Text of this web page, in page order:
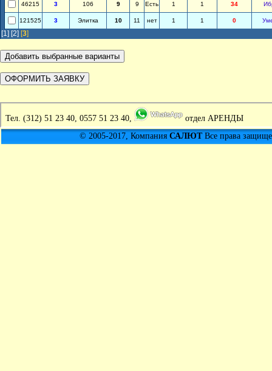
46215 3 106 9 9 Есть 1 1 34
121525 3 Элитка 10 11 нет 1 1 0
[1] [2] [3]
Тел. (312) 51 23 40, 0557 51 23 40,
отдел АРЕНДЫ
© 2005-2017, Компания САЛЮТВсе права